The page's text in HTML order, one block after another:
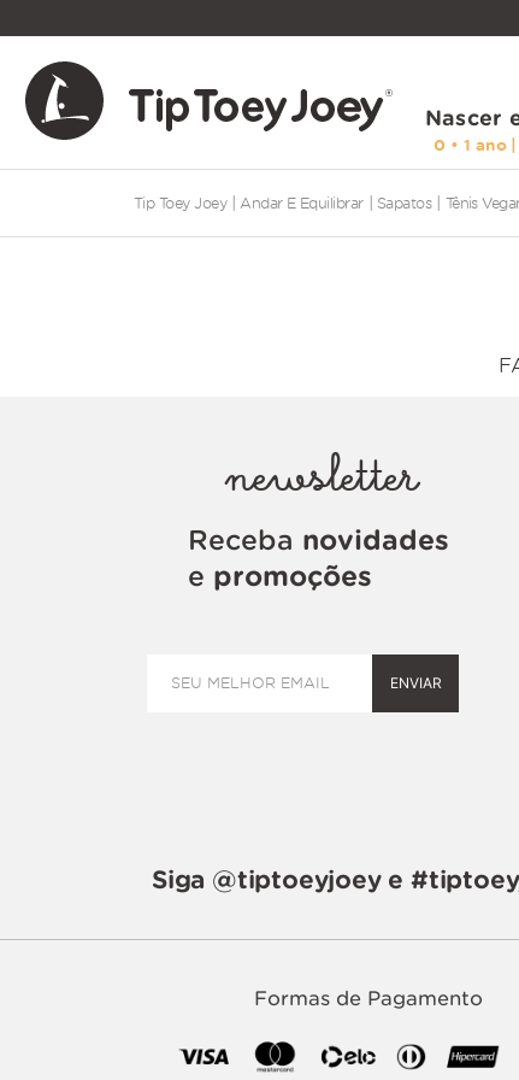
Nascer
andar e equilibrar sapatos tênis
newsletter
Receba novidades
e promoções
ENVIAR
Siga @tiptoeyjoey e
Formas de Pagamento